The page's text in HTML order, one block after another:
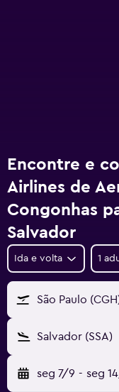
Encontre e
Airlines de
Congonhas
Salvador
Ida e volta 1
São Paulo
Salvador (SSA)
seg 7/9 - seg